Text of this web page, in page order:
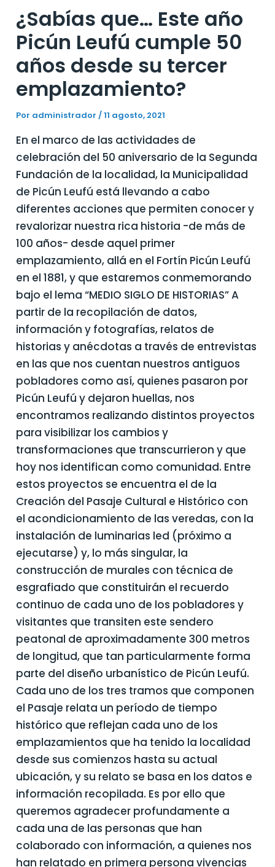
¿Sabías que… Este año
Picún Leufú cumple 50
años desde su tercer
emplazamiento?
Por administrador/11 agosto, 2021
En el marco de las actividades de
celebración del 50 aniversario de la Segunda
Fundación de la localidad, la Municipalidad
de Picún Leufú está llevando a cabo
diferentes acciones que permiten conocer y
revalorizar nuestra rica historia -de más de
100 años- desde aquel primer
emplazamiento, allá en el Fortín Picún Leufú
en el 1881, y que estaremos conmemorando
bajo el lema “MEDIO SIGLO DE HISTORIAS” A
partir de la recopilación de datos,
información y fotografías, relatos de
historias y anécdotas a través de entrevistas
en las que nos cuentan nuestros antiguos
pobladores como así, quienes pasaron por
Picún Leufú y dejaron huellas, nos
encontramos realizando distintos proyectos
para visibilizar los cambios y
transformaciones que transcurrieron y que
hoy nos identifican como comunidad. Entre
estos proyectos se encuentra el de la
Creación del Pasaje Cultural e Histórico con
el acondicionamiento de las veredas, con la
instalación de luminarias led (próximo a
ejecutarse) y, lo más singular, la
construcción de murales con técnica de
esgrafiado que constituirán el recuerdo
continuo de cada uno de los pobladores y
visitantes que transiten este sendero
peatonal de aproximadamente 300 metros
de longitud, que tan particularmente forma
parte del diseño urbanístico de Picún Leufú.
Cada uno de los tres tramos que componen
el Pasaje relata un período de tiempo
histórico que reflejan cada uno de los
emplazamientos que ha tenido la localidad
desde sus comienzos hasta su actual
ubicación, y su relato se basa en los datos e
información recopilada. Es por ello que
queremos agradecer profundamente a
cada una de las personas que han
colaborado con información, a quienes nos
han relatado en primera persona vivencias